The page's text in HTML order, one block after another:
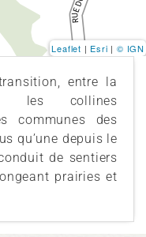
entre la
les collines
communes des
qu’une depuis le
de sentiers
prairies et
Leaflet | Esri | © IGN